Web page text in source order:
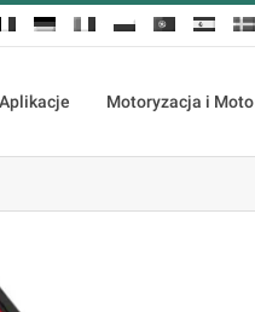
Aplikacje Motoryzacja i Moto